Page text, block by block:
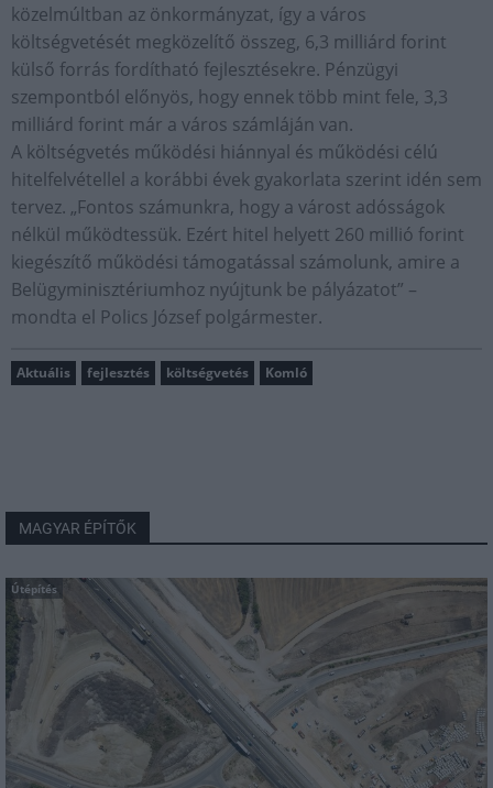
közelmúltban az önkormányzat, így a város
költségvetését megközelítő összeg, 6,3 milliárd forint
külső forrás fordítható fejlesztésekre. Pénzügyi
szempontból előnyös, hogy ennek több mint fele, 3,3
milliárd forint már a város számláján van.
A költségvetés működési hiánnyal és működési célú
hitelfelvétellel a korábbi évek gyakorlata szerint idén sem
tervez. „Fontos számunkra, hogy a várost adósságok
nélkül működtessük. Ezért hitel helyett 260 millió forint
kiegészítő működési támogatással számolunk, amire a
Belügyminisztériumhoz nyújtunk be pályázatot” –
mondta el Polics József polgármester.
Aktuális fejlesztés költségvetés Komló
MAGYAR ÉPÍTŐK
Útépítés